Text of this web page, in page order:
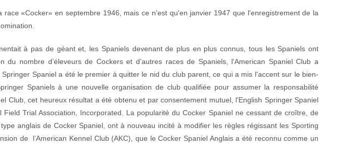
«Cocker» en septembre 1946, mais ce n'est qu'en janvier 1947 que l'enregistrement de la
à pas de géant et, les Spaniels devenant de plus en plus connus, tous les Spaniels ont
du nombre d’éleveurs de Cockers et d’autres races de Spaniels, l'American Spaniel Club a
Spaniel a été le premier à quitter le nid du club parent, ce qui a mis l'accent sur le bien-
Spaniels à une nouvelle organisation de club qualifiée pour assumer la responsabilité
Club, cet heureux résultat a été obtenu et par consentement mutuel, l'English Springer Spaniel
Trial Association, Incorporated. La popularité du Cocker Spaniel ne cessant de croître, de
anglais de Cocker Spaniel, ont à nouveau incité à modifier les règles régissant les Sporting
de l’American Kennel Club (AKC), que le Cocker Spaniel Anglais a été reconnu comme un